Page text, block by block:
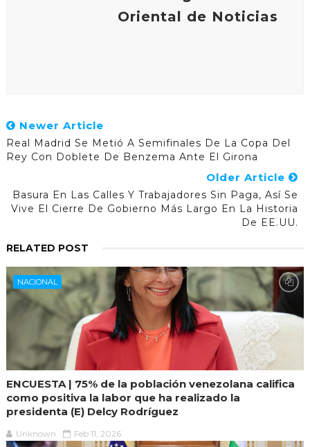
Oriental de Noticias
Newer Article
Real Madrid Se Metió A Semifinales De La Copa Del
Rey Con Doblete De Benzema Ante El Girona
Older Article
Basura En Las Calles Y Trabajadores Sin Paga, Así Se
Vive El Cierre De Gobierno Más Largo En La Historia
De EE.UU.
RELATED POST
NACIONAL
ENCUESTA | 75% de la población venezolana califica
como positiva la labor que ha realizado la
presidenta (E) Delcy Rodríguez
Unknown Feb 11, 2026